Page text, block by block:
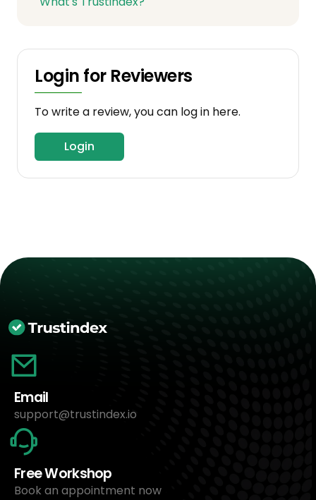
Login for Reviewers
To write a review, you can log in here.
Login
Email
support@trustindex.io
Free Workshop
Book an appointment now